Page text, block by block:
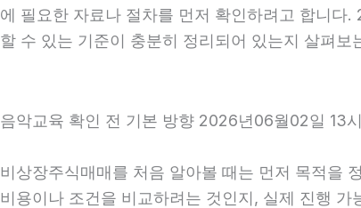
에 필요한 자료나 절차를 먼저 확인하려고 합니
할 수 있는 기준이 충분히 정리되어 있는지 살펴보
음악교육 확인 전 기본 방향 2026년06월02일 13
비상장주식매매를 처음 알아볼 때는 먼저 목적을
비용이나 조건을 비교하려는 것인지, 실제 진행